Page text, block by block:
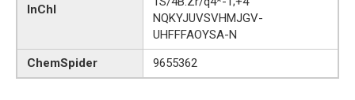
InChI
NQKYJUVSVHMJGV-
UHFFFAOYSA-N
ChemSpider
9655362